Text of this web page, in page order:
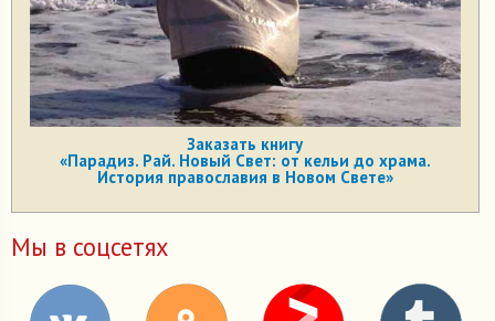
Заказать книгу
«Парадиз. Рай. Новый Свет: от кельи до храма.
История православия в Новом Свете»
Мы в соцсетях